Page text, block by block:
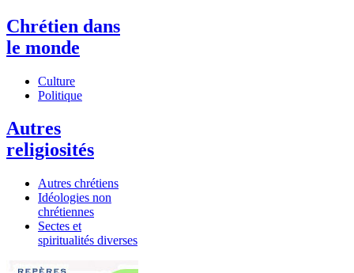
Chrétien dans
le monde
Culture
Politique
Autres
religiosités
Autres chrétiens
Idéologies non
chrétiennes
Sectes et
spiritualités diverses